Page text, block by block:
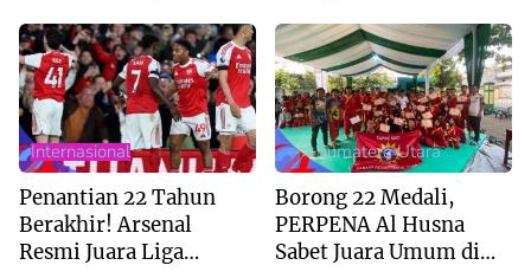
Internasional
Penantian 22 Tahun
Berakhir! Arsenal
Resmi Juara Liga
--> Sumatera Utara
Borong 22 Medali,
PERPENA Al Husna
Sabet Juara Umum di